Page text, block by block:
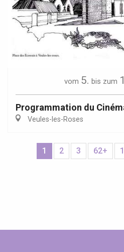
vom 5. bis zum
Programmation du
Veules-les-Roses
1 2 3 62+